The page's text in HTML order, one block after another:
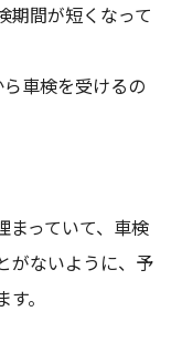
期間が短くなって
車検を受けるの
まっていて、車検
がないように、予
。